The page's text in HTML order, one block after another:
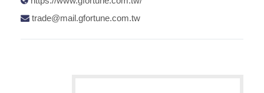
trade@mail.gfortune.com.tw